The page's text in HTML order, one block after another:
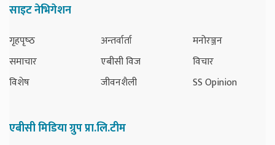
साइट नेभिगेशन
गृहपृष्‍ठ
समाचार
विशेष
अन्तर्वार्ता
एबीसी विज
जीवनशैली
मनोरञ्जन
विचार
SS Opinion
एबीसी मिडिया ग्रुप प्रा.लि.टीम